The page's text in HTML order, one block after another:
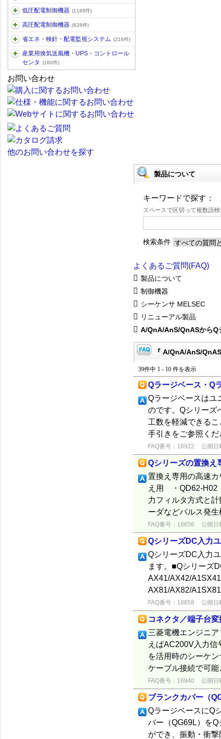
低圧配電制御機器 (1169件)
高圧配電制御機器 (628件)
省エネ・検針・配電監視システム (216件)
産業用換気送風機・UPS・コントロール
センタ
(160件)
お問い合わせ
他のお問い合わせを探す
製品について
キーワードで探す：
スペースで区切って複数語
検索条件
よくあるご質問(FAQ)
製品について
制御機器
シーケンサ MELSEC
リニューアル製品
A/QnA/AnS/QnASからQ
『 A/QnA/AnS/
39件中 1 - 10 件を表示
Qラージベース・Q
Qラージベースはユ
のです。Qシリーズ
工数を軽減できる
手引きをご参照く
FAQ番号：16922 公開日
Qシリーズの置換え
置換え専用の高速
え用 ・QD62-H02
力フィルタ方式と
ーダなどパルス発
FAQ番号：18656 公開日
QシリーズDC入力
QシリーズDC入力
ます。■Qシリー
AX41/AX42/
AX81/AX82/
FAQ番号：18658 公開日
コネクタ／端子台
三菱電機エンジニ
えばAC200V入力
を活用時のシーケ
ケーブル接続で可
FAQ番号：16940 公開日
ブランクカバー（
QラージベースにQ
バー（QG69L）を
ができ、振動・衝